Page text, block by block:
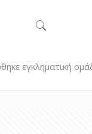
εγκληματική